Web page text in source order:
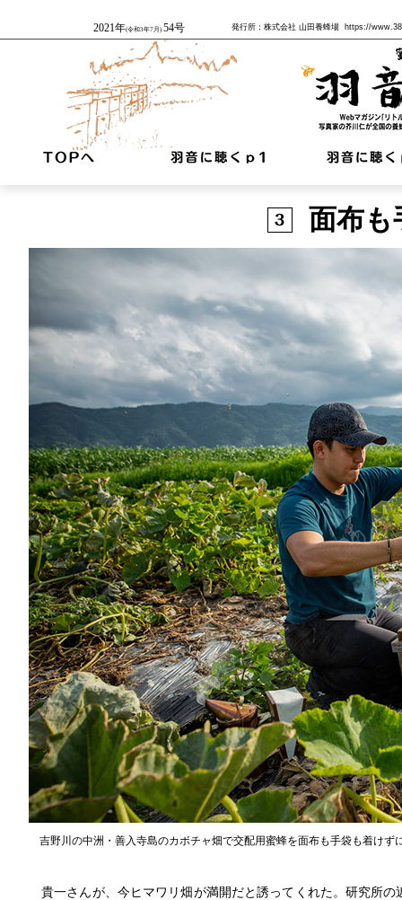
2021年(令和3年7月) 54号 発行所：株式会社 山田養蜂場 https://
面布も
吉野川の中洲・善入寺島のカボチャ畑で交配用蜜蜂を面布も手袋も着けず
貴一さんが、今ヒマワリ畑が満開だと誘ってくれた。研究所